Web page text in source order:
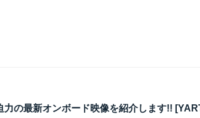
出かけしてみてはいかがでしょうか？
力の最新オンボード映像を紹介します!!